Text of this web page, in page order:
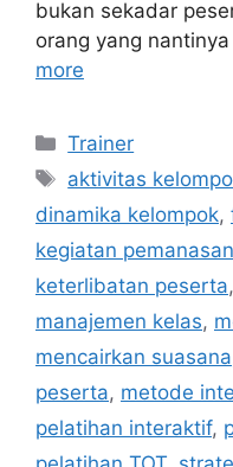
bukan sekadar
orang yang
more
Trainer
aktivitas
dinamika kelompok,
kegiatan pemanasan
keterlibatan peserta,
manajemen kelas,
mencairkan suasana
peserta, metode
pelatihan interaktif,